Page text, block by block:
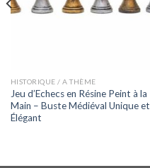
HISTORIQUE / A THÈME
Jeu d’Echecs en Résine Peint à la
Main – Buste Médiéval Unique et
Élégant